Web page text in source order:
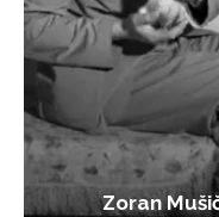
Zoran